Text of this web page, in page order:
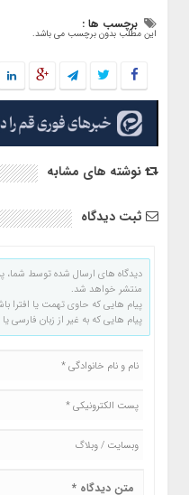
برچسب ها :
این مطلب بدون برچسب می باشد.
نوشته های مشابه
ثبت دیدگاه
دیدگاه های ارسال شده توسط
منتشر خواهد شد.
پیام هایی که حاوی تهمت یا افترا
پیام هایی که به غیر از زبان فارسی